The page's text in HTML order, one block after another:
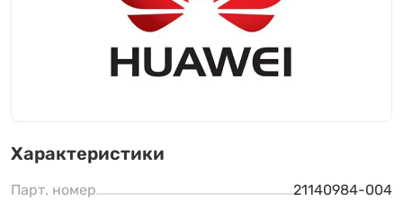
Характеристики
Парт. номер
21140984-004